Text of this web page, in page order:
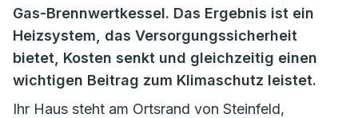
Gas-Brennwertkessel. Das Ergebnis ist ein
Heizsystem, das Versorgungssicherheit
bietet, Kosten senkt und gleichzeitig einen
wichtigen Beitrag zum Klimaschutz leistet.
Ihr Haus steht am Ortsrand von Steinfeld,